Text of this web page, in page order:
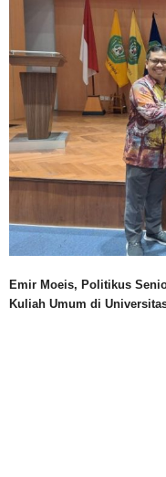
Emir Moeis, Politikus
Kuliah Umum di